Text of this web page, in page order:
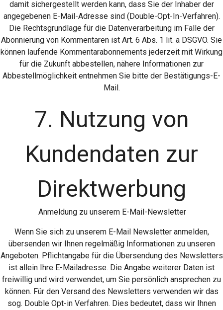
damit sichergestellt werden kann, dass Sie der Inhaber der
angegebenen E-Mail-Adresse sind (Double-Opt-In-Verfahren).
Die Rechtsgrundlage für die Datenverarbeitung im Falle der
Abonnierung von Kommentaren ist Art. 6 Abs. 1 lit. a DSGVO. Sie
können laufende Kommentarabonnements jederzeit mit Wirkung
für die Zukunft abbestellen, nähere Informationen zur
Abbestellmöglichkeit entnehmen Sie bitte der Bestätigungs-E-
Mail.
7. Nutzung von
Kundendaten zur
Direktwerbung
Anmeldung zu unserem E-Mail-Newsletter
Wenn Sie sich zu unserem E-Mail Newsletter anmelden,
übersenden wir Ihnen regelmäßig Informationen zu unseren
Angeboten. Pflichtangabe für die Übersendung des Newsletters
ist allein Ihre E-Mailadresse. Die Angabe weiterer Daten ist
freiwillig und wird verwendet, um Sie persönlich ansprechen zu
können. Für den Versand des Newsletters verwenden wir das
sog. Double Opt-in Verfahren. Dies bedeutet, dass wir Ihnen